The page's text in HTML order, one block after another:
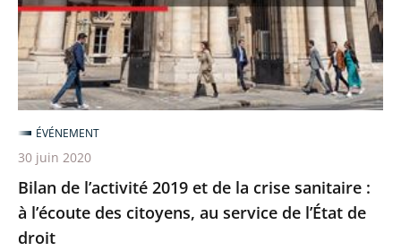
de
la
crise
sanitaire
:
à
l’écoute
des
citoyens,
au
Bilan de l’activité 2019 et de la crise sanitaire :
à l’écoute des citoyens, au service de l’État de
droit
ÉVÉNEMENT
30 juin 2020